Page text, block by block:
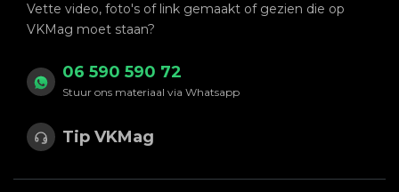
Vette video, foto's of link gemaakt of gezien die op
VKMag moet staan?
06 590 590 72
Stuur ons materiaal via Whatsapp
Tip VKMag